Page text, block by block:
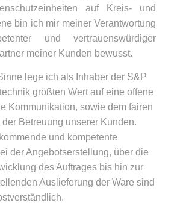
auf Kreis- und
bin ich mir meiner Verantwortung
und vertrauenswürdiger
meiner Kunden bewusst.
lege ich als Inhaber der S&P
größten Wert auf eine offene
Kommunikation, sowie dem fairen
Betreuung unserer Kunden.
und kompetente
der Angebotserstellung, über die
des Auftrages bis hin zur
Auslieferung der Ware sind